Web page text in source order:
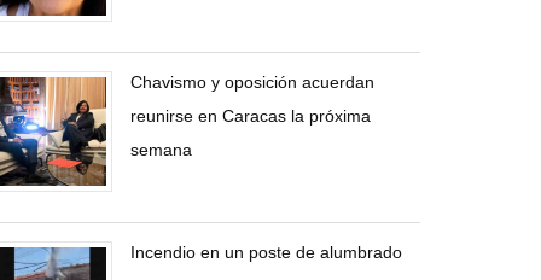
Chavismo y oposición acuerdan
reunirse en Caracas la próxima
semana
Incendio en un poste de alumbrado